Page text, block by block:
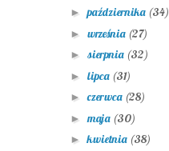
►października (34)
► września (27)
► sierpnia (32)
► lipca (31)
►czerwca (28)
► maja (30)
►kwietnia (38)